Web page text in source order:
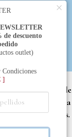
perfumería
otorgado
perfumería
Privacidad
terceros (Google
mejor experiencia
sus necesidades.
×
de descuento
outlet)
]